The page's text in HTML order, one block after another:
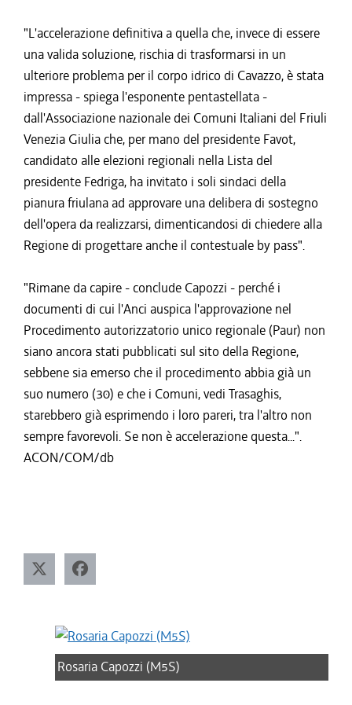
"L'accelerazione definitiva a quella che, invece di essere
una valida soluzione, rischia di trasformarsi in un
ulteriore problema per il corpo idrico di Cavazzo, è stata
impressa - spiega l'esponente pentastellata -
dall'Associazione nazionale dei Comuni Italiani del Friuli
Venezia Giulia che, per mano del presidente Favot,
candidato alle elezioni regionali nella Lista del
presidente Fedriga, ha invitato i soli sindaci della
pianura friulana ad approvare una delibera di sostegno
dell'opera da realizzarsi, dimenticandosi di chiedere alla
Regione di progettare anche il contestuale by pass".
"Rimane da capire - conclude Capozzi - perché i
documenti di cui l'Anci auspica l'approvazione nel
Procedimento autorizzatorio unico regionale (Paur) non
siano ancora stati pubblicati sul sito della Regione,
sebbene sia emerso che il procedimento abbia già un
suo numero (30) e che i Comuni, vedi Trasaghis,
starebbero già esprimendo i loro pareri, tra l'altro non
sempre favorevoli. Se non è accelerazione questa...".
ACON/COM/db
Rosaria Capozzi (M5S)